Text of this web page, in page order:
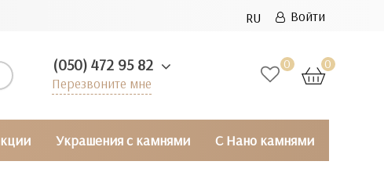
RU Войти
0 0
(050) 472 95 82
Перезвоните мне
Украшения с камнями С Нано камнями